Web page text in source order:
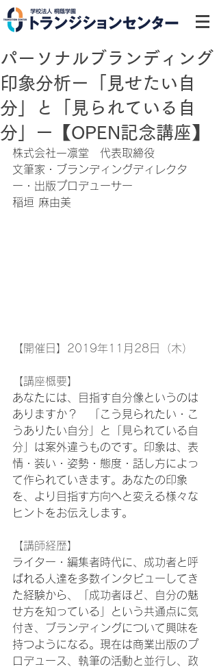
パーソナルブランディング
印象分析ー「見せたい自
分」と「見られている自
分」ー【OPEN記念講座】
株式会社一凛堂　代表取締役
文筆家・ブランディングディレクタ
ー・出版プロデューサー
稲垣 麻由美
【開催日】2019年11月28日（木）
【講座概要】
あなたには、目指す自分像というのは
ありますか？　「こう見られたい・こ
うありたい自分」と「見られている自
分」は案外違うものです。印象は、表
情・装い・姿勢・態度・話し方によっ
て作られていきます。あなたの印象
を、より目指す方向へと変える様々な
ヒントをお伝えします。
【講師経歴】
ライター・編集者時代に、成功者と呼
ばれる人達を多数インタビューしてき
た経験から、「成功者ほど、自分の魅
せ方を知っている」という共通点に気
付き、ブランディングについて興味を
持つようになる。現在は商業出版のプ
ロデュース、執筆の活動と並行し、政